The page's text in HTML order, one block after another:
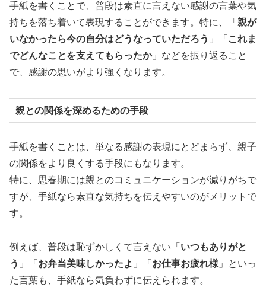
手紙を書くことで、普段は素直に言えない感謝の言葉や気
持ちを落ち着いて表現することができます。特に、「 親が
いなかったら今の自分はどうなっていただろう 」「 これま
でどんなことを支えてもらったか」などを振り返ること
で、感謝の思いがより強くなります。
親との関係を深めるための手段
手紙を書くことは、単なる感謝の表現にとどまらず、親子
の関係をより良くする手段にもなります。
特に、思春期には親とのコミュニケーションが減りがちで
すが、手紙なら素直な気持ちを伝えやすいのがメリットで
す。
例えば、普段は恥ずかしくて言えない「 いつもありがと
う 」「 お弁当美味しかったよ 」「 お仕事お疲れ様 」といっ
た言葉も、手紙なら気負わずに伝えられます。